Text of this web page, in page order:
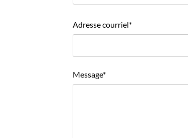
Adresse courriel*
Message*